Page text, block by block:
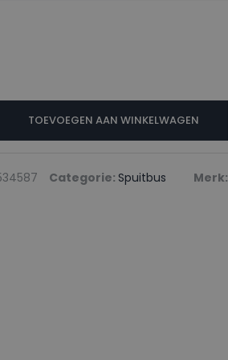
TOEVOEGEN AAN WINKELWAGEN
Categorie: Spuitbus Merk: